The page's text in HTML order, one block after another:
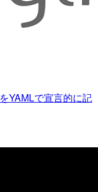
YAMLで宣言的に記